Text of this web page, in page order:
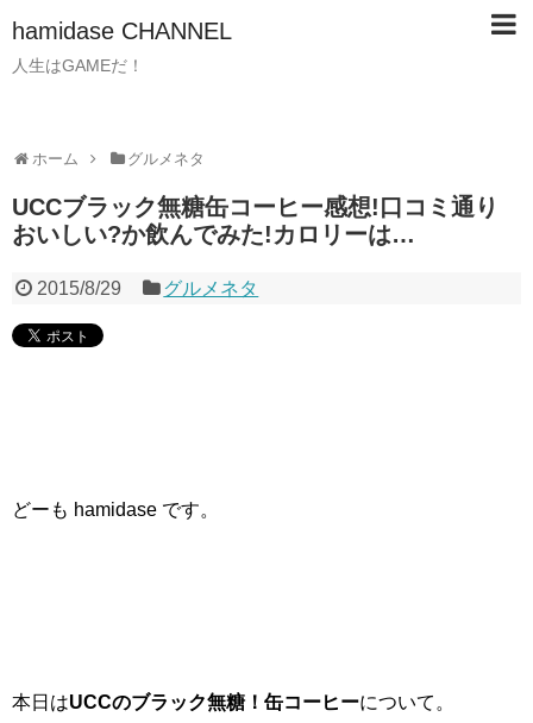
hamidase CHANNEL
人生はGAMEだ！
ホーム グルメネタ
UCCブラック無糖缶コーヒー感想!口コミ通り
おいしい?か飲んでみた!カロリーは…
2015/8/29 グルメネタ
どーも hamidase です。
本日はUCCのブラック無糖！缶コーヒーについて。